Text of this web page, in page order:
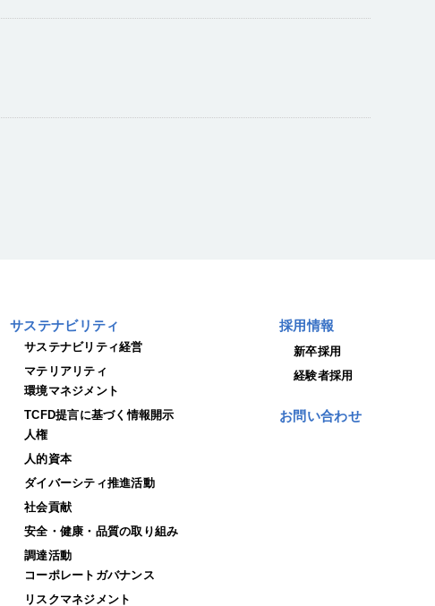
サステナビリティ
サステナビリティ経営
マテリアリティ
環境マネジメント
TCFD提言に基づく情報開示
人権
人的資本
ダイバーシティ推進活動
社会貢献
安全・健康・品質の取り組み
調達活動
コーポレートガバナンス
リスクマネジメント
採用情報
新卒採用
経験者採用
お問い合わせ